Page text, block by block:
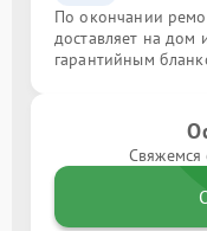
По окончании
доставляет на дом
гарантийным
Свяжемся